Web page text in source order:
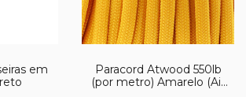
em
Paracord Atwood 550lb
(por metro) Amarelo (Air